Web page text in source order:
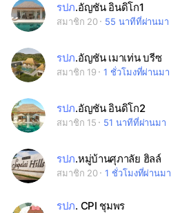
รปภ.อัญชัน อินดิโก1
สมาชิก 20 55 นาทีที่ผ่านมา
รปภ.อัญชัน เมาเท่น บรีซ
สมาชิก 19 1 ชั่วโมงที่ผ่านมา
รปภ.อัญชัน อินดิโก2
สมาชิก 15 51 นาทีที่ผ่านมา
รปภ.หมู่บ้านศุภาลัย ฮิลล์
สมาชิก 20 1 ชั่วโมงที่ผ่านมา
รปภ. CPI ชุมพร